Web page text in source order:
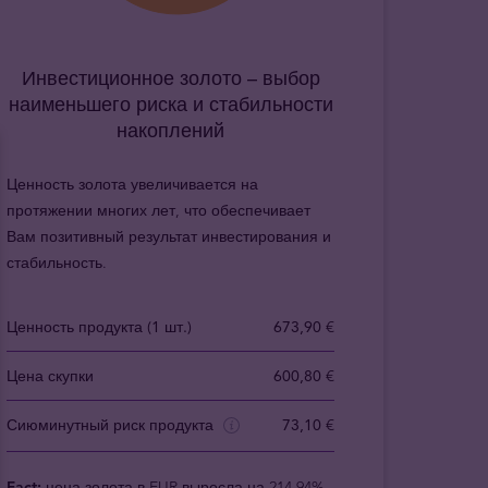
Инвестиционное золото – выбор
наименьшего риска и стабильности
накоплений
Ценность золота увеличивается на
протяжении многих лет, что обеспечивает
Вам позитивный результат инвестирования и
стабильность.
Ценность продукта (1 шт.) 673,90 €
Цена скупки 600,80 €
Сиюминутный риск продукта 73,10 €